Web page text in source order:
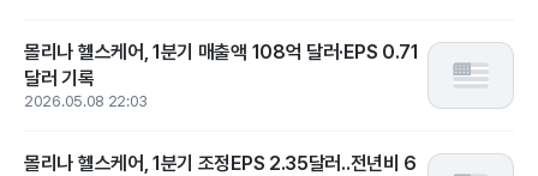
몰리나 헬스케어, 1분기 매출액 108억 달러·EPS 0.71
달러 기록
2026.05.08 22:03
몰리나 헬스케어, 1분기 조정EPS 2.35달러..전년비 6